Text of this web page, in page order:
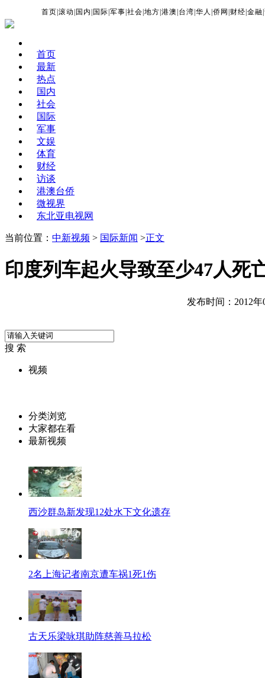
首页 |滚动 国内 国际 |军事 |社会 |地方 |港澳 台湾 |华人 |侨网 财经 |金融 |
首页
最新
热点
国内
社会
国际
军事
文娱
体育
财经
访谈
港澳台侨
微视界
东北亚电视网
当前位置： 中新视频 > 国际新闻 >正文
印度列车起火导致至少47人死
发布时间：2012年
搜 索
视频
分类浏览
大家都在看
最新视频
西沙群岛新发现12处水下文化遗存
2名上海记者南京遭车祸1死1伤
古天乐梁咏琪助阵慈善马拉松